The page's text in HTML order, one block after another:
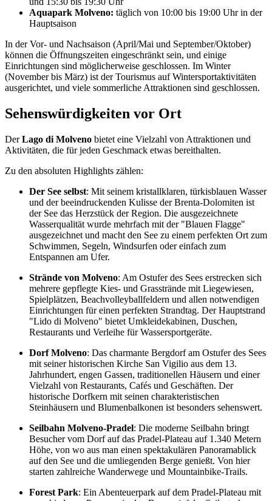
Aquapark Molveno: täglich von 10:00 bis 19:00 Uhr in der
Hauptsaison
In der Vor- und Nachsaison (April/Mai und September/Oktober)
können die Öffnungszeiten eingeschränkt sein, und einige
Einrichtungen sind möglicherweise geschlossen. Im Winter
(November bis März) ist der Tourismus auf Wintersportaktivitäten
ausgerichtet, und viele sommerliche Attraktionen sind geschlossen.
Sehenswürdigkeiten vor Ort
DerLago di Molveno bietet eine Vielzahl von Attraktionen und
Aktivitäten, die für jeden Geschmack etwas bereithalten.
Zu den absoluten Highlights zählen:
Der See selbst: Mit seinem kristallklaren, türkisblauen Wasser
und der beeindruckenden Kulisse der Brenta-Dolomiten ist
der See das Herzstück der Region. Die ausgezeichnete
Wasserqualität wurde mehrfach mit der "Blauen Flagge"
ausgezeichnet und macht den See zu einem perfekten Ort zum
Schwimmen, Segeln, Windsurfen oder einfach zum
Entspannen am Ufer.
Strände von Molveno: Am Ostufer des Sees erstrecken sich
mehrere gepflegte Kies- und Grasstrände mit Liegewiesen,
Spielplätzen, Beachvolleyballfeldern und allen notwendigen
Einrichtungen für einen perfekten Strandtag. Der Hauptstrand
"Lido di Molveno" bietet Umkleidekabinen, Duschen,
Restaurants und Verleihe für Wassersportgeräte.
Dorf Molveno: Das charmante Bergdorf am Ostufer des Sees
mit seiner historischen Kirche San Vigilio aus dem 13.
Jahrhundert, engen Gassen, traditionellen Häusern und einer
Vielzahl von Restaurants, Cafés und Geschäften. Der
historische Dorfkern mit seinen charakteristischen
Steinhäusern und Blumenbalkonen ist besonders sehenswert.
Seilbahn Molveno-Pradel: Die moderne Seilbahn bringt
Besucher vom Dorf auf das Pradel-Plateau auf 1.340 Metern
Höhe, von wo aus man einen spektakulären Panoramablick
auf den See und die umliegenden Berge genießt. Von hier
starten zahlreiche Wanderwege und Mountainbike-Trails.
Forest Park: Ein Abenteuerpark auf dem Pradel-Plateau mit